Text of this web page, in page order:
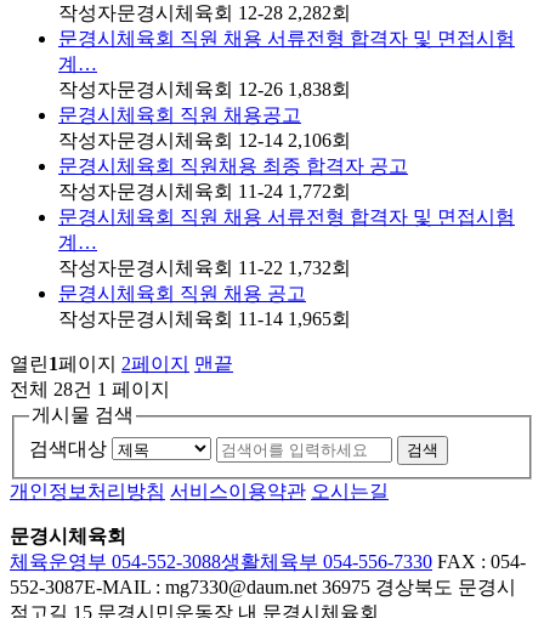
작성자문경시체육회 12-28 2,282회
문경시체육회 직원 채용 서류전형 합격자 및 면접시험
계…
작성자문경시체육회 12-26 1,838회
문경시체육회 직원 채용공고
작성자문경시체육회 12-14 2,106회
문경시체육회 직원채용 최종 합격자 공고
작성자문경시체육회 11-24 1,772회
문경시체육회 직원 채용 서류전형 합격자 및 면접시험
계…
작성자문경시체육회 11-22 1,732회
문경시체육회 직원 채용 공고
작성자문경시체육회 11-14 1,965회
열린1페이지 2페이지
맨끝
전체 28건 1 페이지
게시물 검색
검색대상
검색
개인정보처리방침 서비스이용약관 오시는길
문경시체육회
체육운영부 054-552-3088생활체육부 054-556-7330 FAX : 054-
552-3087E-MAIL : mg7330@daum.net 36975 경상북도 문경시
점고길 15 문경시민운동장 내 문경시체육회